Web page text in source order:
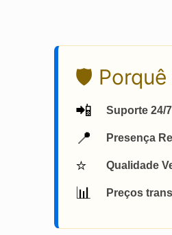
🛡️ Porquê
📲 Suporte 24/
📍 Presença
⭐ Qualidade
📊 Preços